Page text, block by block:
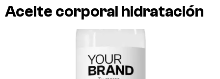
Aceite corporal hidratación